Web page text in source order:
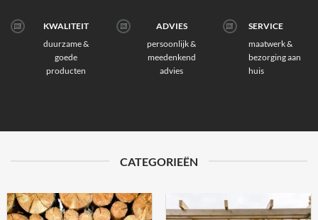
KWALITEIT
duurzame &
goede
producten
ADVIES
persoonlijk &
meedenkend
advies
SERVICE
maatwerk &
bezorging aan
huis
CATEGORIEËN